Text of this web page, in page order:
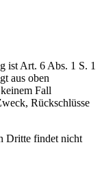
ist Art. 6 Abs. 1 S. 1
aus oben
Fall
Rückschlüsse
Dritte findet nicht